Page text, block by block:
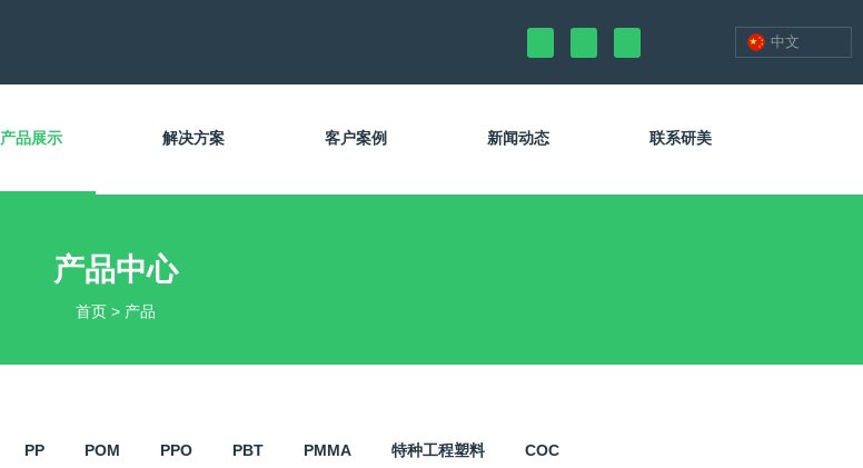
中文
产品展示 解决方案 客户案例 新闻动态 联系研美
产品中心
首页 > 产品
PP POM PPO PBT PMMA 特种工程塑料 COC